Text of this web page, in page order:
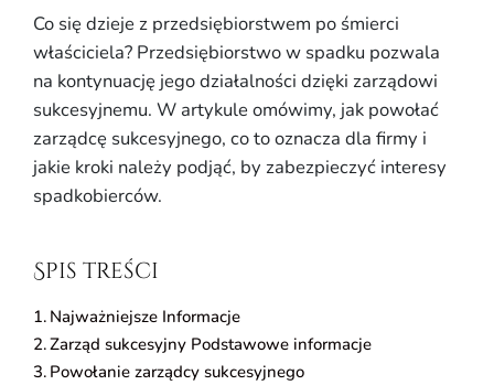
Co się dzieje z przedsiębiorstwem po śmierci
właściciela? Przedsiębiorstwo w spadku pozwala
na kontynuację jego działalności dzięki zarządowi
sukcesyjnemu. W artykule omówimy, jak powołać
zarządcę sukcesyjnego, co to oznacza dla firmy i
jakie kroki należy podjąć, by zabezpieczyć interesy
spadkobierców.
Spis treści
Najważniejsze Informacje
Zarząd sukcesyjny Podstawowe informacje
Powołanie zarządcy sukcesyjnego